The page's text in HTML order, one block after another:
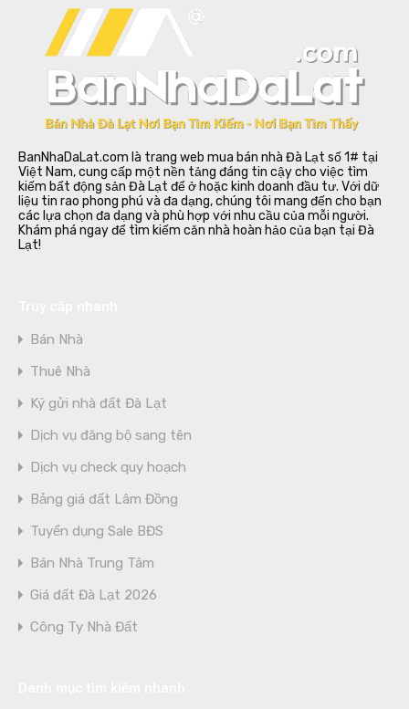
BanNhaDaLat.com là trang web mua bán nhà Đà Lạt số 1# tại
Việt Nam, cung cấp một nền tảng đáng tin cậy cho việc tìm
kiếm bất động sản Đà Lạt để ở hoặc kinh doanh đầu tư. Với dữ
liệu tin rao phong phú và đa dạng, chúng tôi mang đến cho bạn
các lựa chọn đa dạng và phù hợp với nhu cầu của mỗi người.
Khám phá ngay để tìm kiếm căn nhà hoàn hảo của bạn tại Đà
Lạt!
Bán Nhà
Thuê Nhà
Ký gửi nhà đất Đà Lạt
Dịch vụ đăng bộ sang tên
Dịch vụ check quy hoạch
Bảng giá đất Lâm Đồng
Tuyển dụng Sale BĐS
Bán Nhà Trung Tâm
Giá đất Đà Lạt 2026
Công Ty Nhà Đất